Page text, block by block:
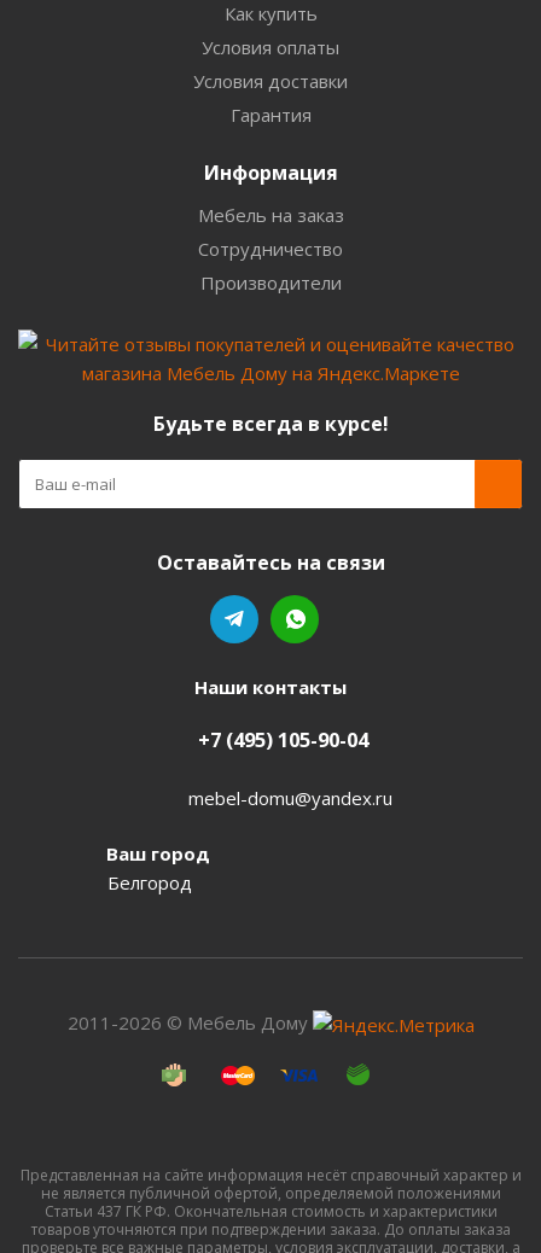
Как купить
Условия оплаты
Условия доставки
Гарантия
Информация
Мебель на заказ
Сотрудничество
Производители
Будьте всегда в курсе!
Оставайтесь на связи
Наши контакты
+7 (495) 105-90-04
mebel-domu@yandex.ru
Ваш город
Белгород
2011-2026 © Мебель Дому
Представленная на сайте информация несёт справочный характер и
не является публичной офертой, определяемой положениями
Статьи 437 ГК РФ. Окончательная стоимость и характеристики
товаров уточняются при подтверждении заказа. До оплаты заказа
проверьте все важные параметры, условия эксплуатации, доставки, а